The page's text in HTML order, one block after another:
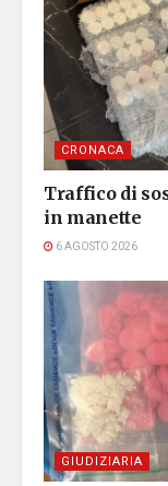
CRONACA
Traffico di
in manette
6 AGOSTO 2026
GIUDIZIARIA